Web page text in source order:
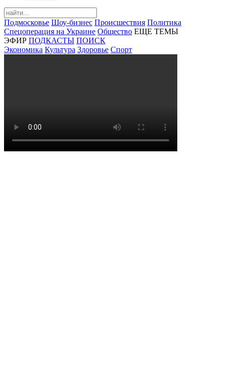
Подмосковье Шоу-бизнес Происшествия Политика
Спецоперация на Украине Общество ЕЩЕ ТЕМЫ
ЭФИР ПОДКАСТЫ ПОИСК
Экономика Культура Здоровье Спорт